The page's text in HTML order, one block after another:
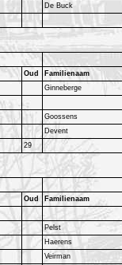
De Buck
Oud Familienaam
Ginneberge
Goossens
Devent
29
Oud Familienaam
Pelst
Haerens
Veirman